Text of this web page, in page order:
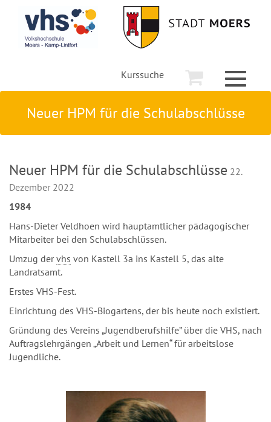
Kurssuche
Toggle
Neuer HPM für die Schulabschlüsse
Neuer HPM für die Schulabschlüsse 22.
Dezember 2022
1984
Hans-Dieter Veldhoen wird hauptamtlicher pädagogischer
Mitarbeiter bei den Schulabschlüssen.
Umzug dervhs von Kastell 3a ins Kastell 5, das alte
Landratsamt.
Erstes VHS-Fest.
Einrichtung des VHS-Biogartens, der bis heute noch existiert.
Gründung des Vereins „Jugendberufshilfe” über die VHS, nach
Auftragslehrgängen „Arbeit und Lernen“ für arbeitslose
Jugendliche.